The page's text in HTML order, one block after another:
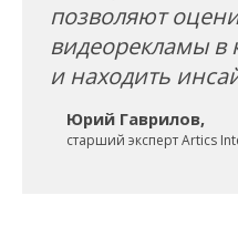
позволяют
видеорекламы в
и находить
Юрий Гаврилов,
старший эксперт Artics